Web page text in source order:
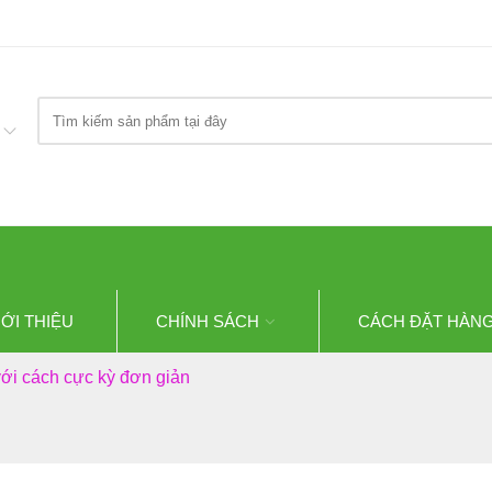
here
THIỆU CHÍNH SÁCH CÁCH ĐẶT
cách cực kỳ đơn giản